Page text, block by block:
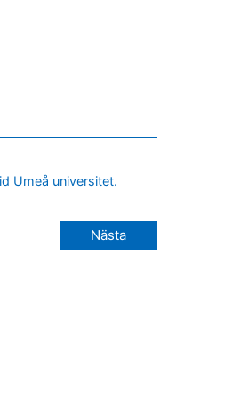
Umeå universitet.
Nästa